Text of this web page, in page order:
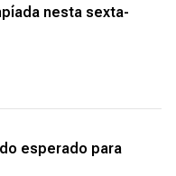
nesta sexta-
esperado para